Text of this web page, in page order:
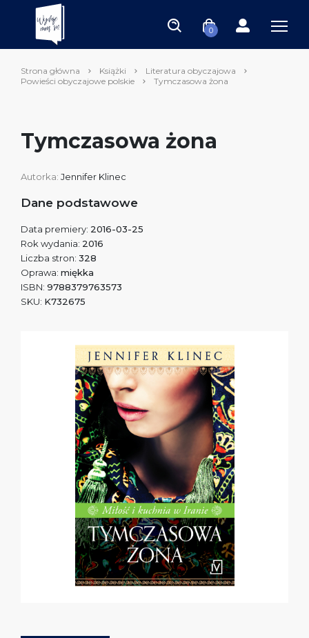
0
Strona główna Książki
Literatura obyczajowa
Powieści obyczajowe polskie
Tymczasowa żona
Tymczasowa żona
Autorka: Jennifer Klinec
Dane podstawowe
Data premiery: 2016-03-25
Rok wydania: 2016
Liczba stron: 328
Oprawa: miękka
ISBN: 9788379763573
SKU: K732675